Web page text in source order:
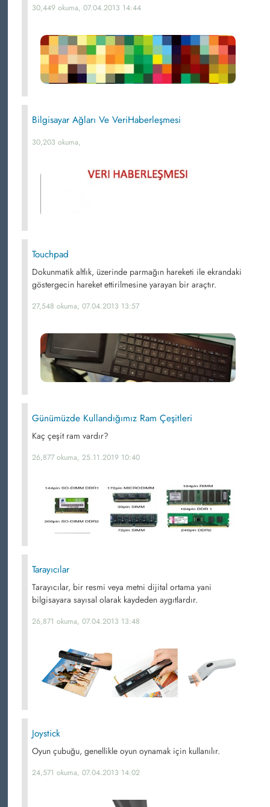
30,449 okuma, 07.04.2013 14:44
Bilgisayar Ağları Ve VeriHaberleşmesi
30,203 okuma,
Touchpad
Dokunmatik altlık, üzerinde parmağın hareketi ile ekrandaki
göstergecin hareket ettirilmesine yarayan bir araçtır.
27,548 okuma, 07.04.2013 13:57
Günümüzde Kullandığımız Ram Çeşitleri
Kaç çeşit ram vardır?
26,877 okuma, 25.11.2019 10:40
Tarayıcılar
Tarayıcılar, bir resmi veya metni dijital ortama yani
bilgisayara sayısal olarak kaydeden aygıtlardır.
26,871 okuma, 07.04.2013 13:48
Joystick
Oyun çubuğu, genellikle oyun oynamak için kullanılır.
24,571 okuma, 07.04.2013 14:02